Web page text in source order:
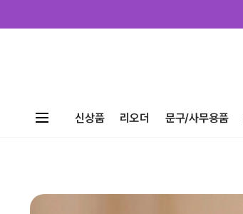
신상품 리오더 문구/사무용품